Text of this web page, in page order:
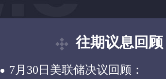
往期议息回顾
7月30日美联储决议回顾：